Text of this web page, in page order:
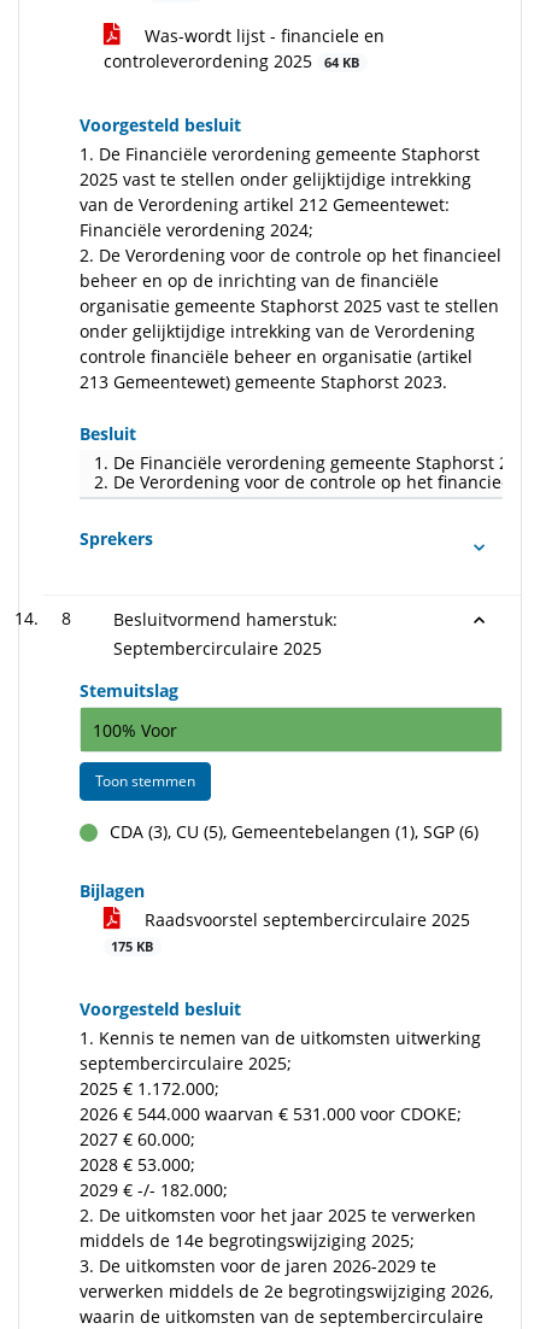
Was-wordt lijst - financiele en
controleverordening 2025
64 KB
Voorgesteld besluit
1. De Financiële verordening gemeente Staphorst
2025 vast te stellen onder gelijktijdige intrekking
van de Verordening artikel 212 Gemeentewet:
Financiële verordening 2024;
2. De Verordening voor de controle op het financieel
beheer en op de inrichting van de financiële
organisatie gemeente Staphorst 2025 vast te stellen
onder gelijktijdige intrekking van de Verordening
controle financiële beheer en organisatie (artikel
213 Gemeentewet) gemeente Staphorst 2023.
Besluit
1. De Financiële verordening gemeente Staphorst
2. De Verordening voor de controle op het financieel
Sprekers
8
Besluitvormend hamerstuk:
Septembercirculaire 2025
Stemuitslag
100% Voor
Toon stemmen
voor
CDA (3), CU (5), Gemeentebelangen (1), SGP (6)
Bijlagen
Raadsvoorstel septembercirculaire 2025
175 KB
Voorgesteld besluit
1. Kennis te nemen van de uitkomsten uitwerking
septembercirculaire 2025;
2025 € 1.172.000;
2026 € 544.000 waarvan € 531.000 voor CDOKE;
2027 € 60.000;
2028 € 53.000;
2029 € -/- 182.000;
2. De uitkomsten voor het jaar 2025 te verwerken
middels de 14e begrotingswijziging 2025;
3. De uitkomsten voor de jaren 2026-2029 te
verwerken middels de 2e begrotingswijziging 2026,
waarin de uitkomsten van de septembercirculaire